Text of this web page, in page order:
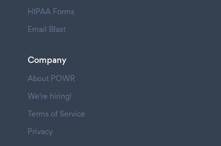
HIPAA Forms
Email Blast
Company
About POWR
We're hiring!
Terms of Service
Privacy